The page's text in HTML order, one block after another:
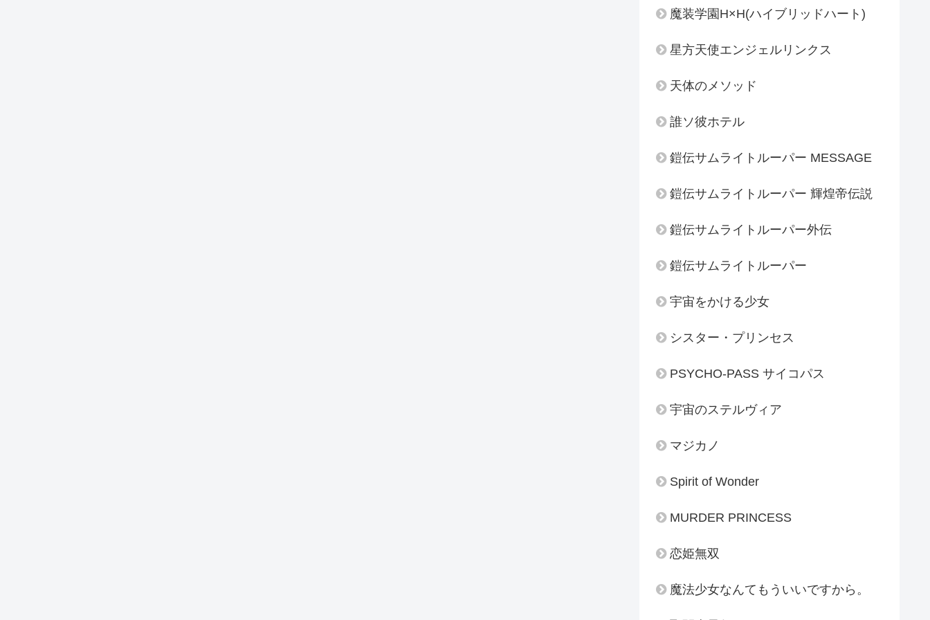
魔装学園H×H(ハイブリッドハート)
星方天使エンジェルリンクス
天体のメソッド
誰ソ彼ホテル
鎧伝サムライトルーパー MESSAGE
鎧伝サムライトルーパー 輝煌帝伝説
鎧伝サムライトルーパー外伝
鎧伝サムライトルーパー
宇宙をかける少女
シスター・プリンセス
PSYCHO-PASS サイコパス
宇宙のステルヴィア
マジカノ
Spirit of Wonder
MURDER PRINCESS
恋姫無双
魔法少女なんてもういいですから。